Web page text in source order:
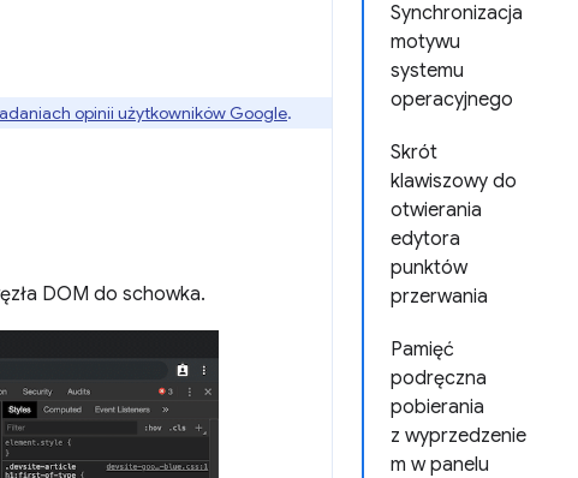
Synchronizacja
motywu
systemu
operacyjnego
Skrót
klawiszowy do
otwierania
edytora
punktów
przerwania
Pamięć
podręczna
pobierania
z wyprzedzenie
m w panelu
opinii użytkowników Google.
DOM do schowka.